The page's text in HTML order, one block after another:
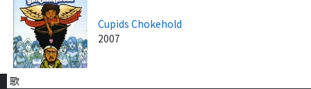
Cupids Chokehold
2007
歌